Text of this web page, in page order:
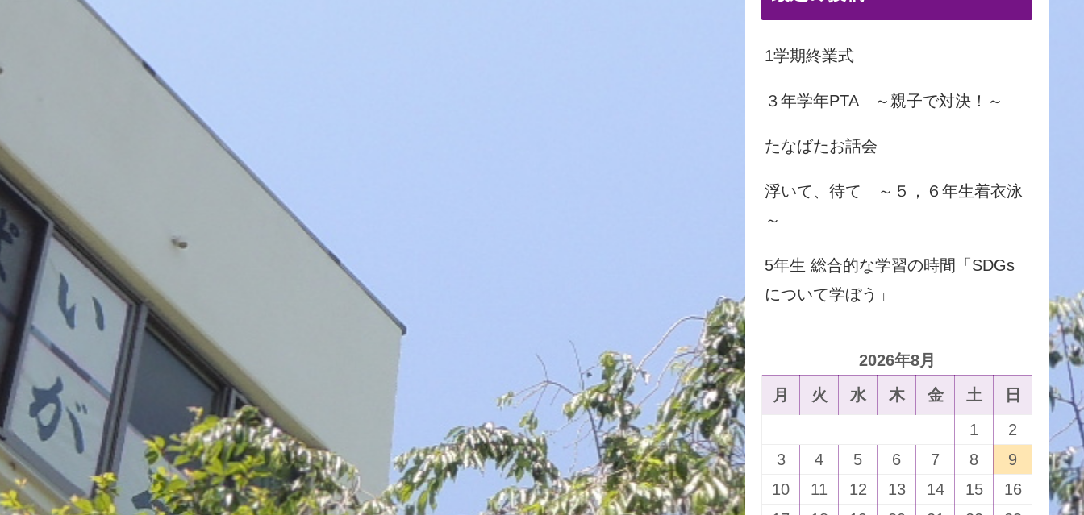
1学期終業式
３年学年PTA ～親子で対決！～
たなばたお話会
浮いて、待て ～５，６年生着衣泳
～
5年生 総合的な学習の時間「SDGs
について学ぼう」
2026年8月
月
火 水 木 金 土
日
1
2
3
4 5 6 7 8
9
10
11 12 13 14 15
16